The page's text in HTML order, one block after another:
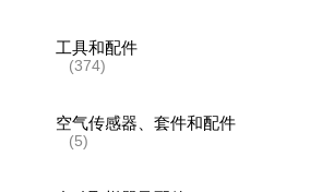
工具和配件
(374)
空气传感器、套件和配件
(5)